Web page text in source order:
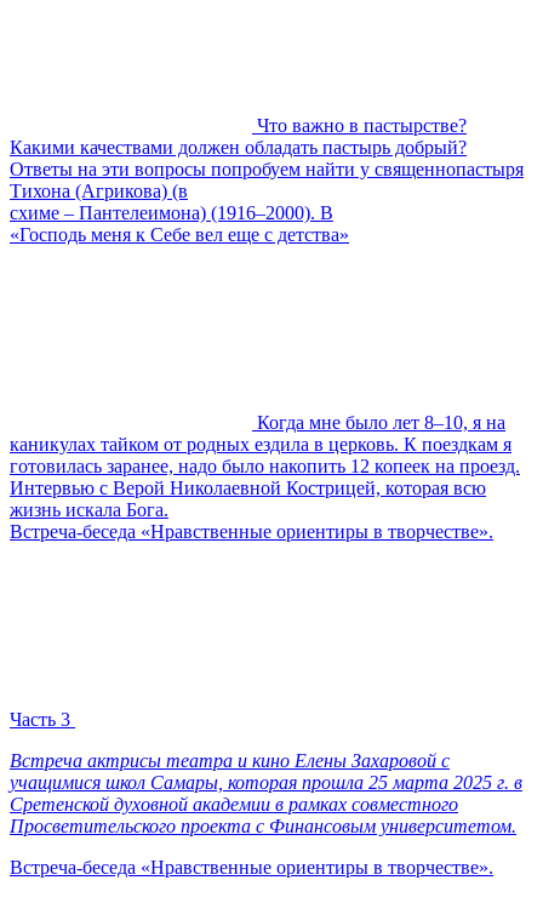
Что важно в пастырстве?
Какими качествами должен обладать пастырь добрый?
Ответы на эти вопросы попробуем найти у священнопастыря
Тихона (Агрикова) (в
схиме – Пантелеимона) (1916–2000). В
«Господь меня к Себе вел еще с детства»
Когда мне было лет 8–10, я на
каникулах тайком от родных ездила в церковь. К поездкам я
готовилась заранее, надо было накопить 12 копеек на проезд.
Интервью с Верой Николаевной Кострицей, которая всю
жизнь искала Бога.
Встреча-беседа «Нравственные ориентиры в творчестве».
Часть 3
Встреча актрисы театра и кино Елены Захаровой с
учащимися школ Самары, которая прошла 25 марта 2025 г. в
Сретенской духовной академии в рамках совместного
Просветительского проекта с Финансовым университетом.
Встреча-беседа «Нравственные ориентиры в творчестве».